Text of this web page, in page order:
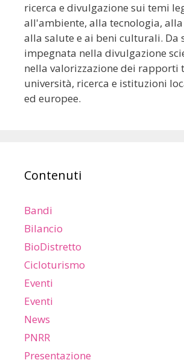
ricerca e divulgazione sui temi
all'ambiente, alla tecnologia, alla
alla salute e ai beni culturali. Da
impegnata nella divulgazione
nella valorizzazione dei rapporti
università, ricerca e istituzioni
ed europee.
Contenuti
Bandi
Bilancio
BioDistretto
Cicloturismo
Eventi
Eventi
News
PNRR
Presentazione